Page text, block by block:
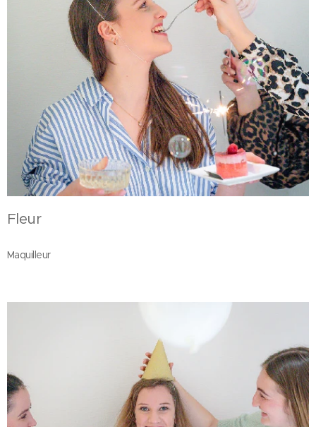
Fleur
Maquilleur